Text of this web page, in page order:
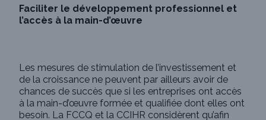
Faciliter le développement professionnel et
l’accès à la main-d’œuvre
Les mesures de stimulation de l’investissement et
de la croissance ne peuvent par ailleurs avoir de
chances de succès que si les entreprises ont accès
à la main-d’œuvre formée et qualifiée dont elles ont
besoin. La FCCQ et la CCIHR considèrent qu’afin